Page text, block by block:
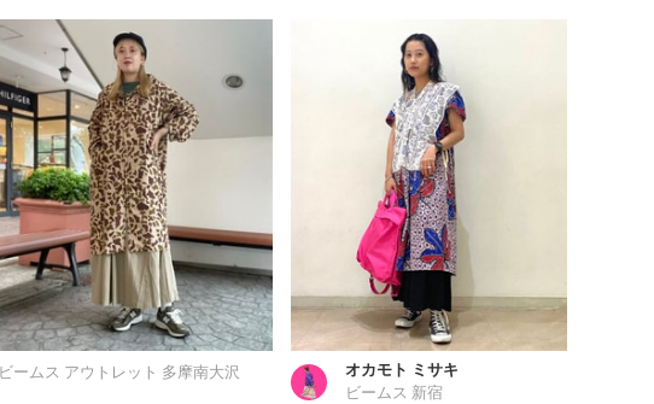
ビームス アウトレット 多摩南大沢 オカモト ミサキ
ビームス 新宿